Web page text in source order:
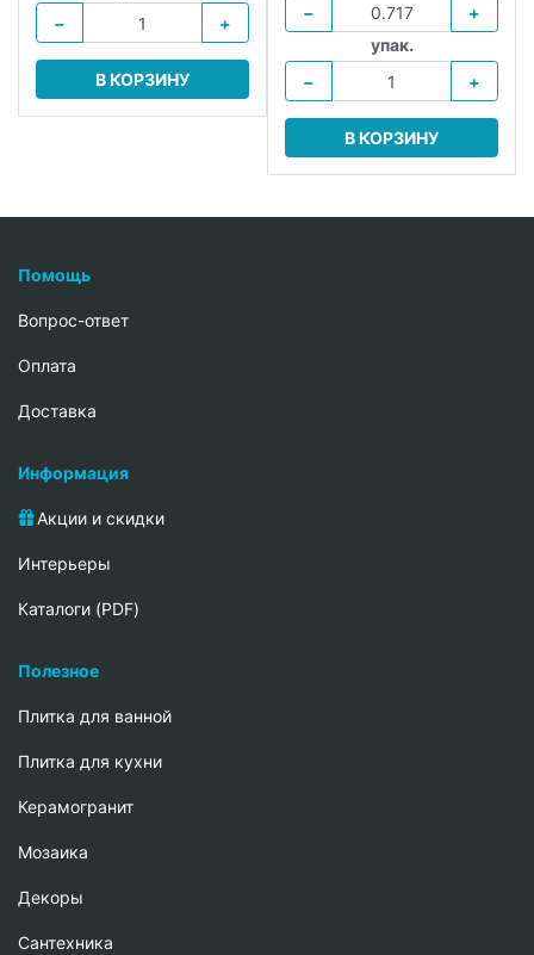
−
+
В КОРЗИНУ
−
+
упак.
−
+
В КОРЗИНУ
Помощь
Вопрос-ответ
Oплата
Доставка
Информация
Акции и скидки
Интерьеры
Каталоги (PDF)
Полезное
Плитка для ванной
Плитка для кухни
Керамогранит
Мозаика
Декоры
Сантехника